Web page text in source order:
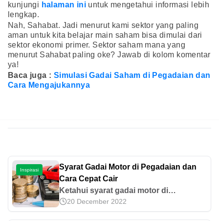
kunjungi halaman ini untuk mengetahui informasi lebih
lengkap.
Nah, Sahabat. Jadi menurut kami sektor yang paling
aman untuk kita belajar main saham bisa dimulai dari
sektor ekonomi primer. Sektor saham mana yang
menurut Sahabat paling oke? Jawab di kolom komentar
ya!
Baca juga : Simulasi Gadai Saham di Pegadaian dan
Cara Mengajukannya
Inspirasi
Syarat Gadai Motor di Pegadaian dan
Cara Cepat Cair
Ketahui syarat gadai motor di
Pegadaian, dokumen yang diperlukan,
batas usia kendaraan, dan langkah
20 December 2022